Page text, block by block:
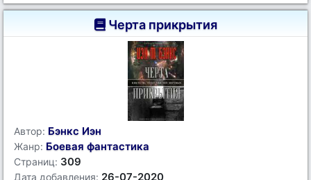
Черта прикрытия
Автор: Бэнкс Иэн
Жанр: Боевая фантастика
Страниц: 309
Дата добавления: 26-07-2020